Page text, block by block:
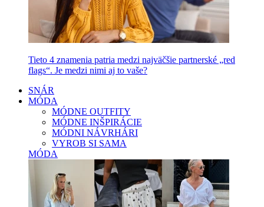
Tieto 4 znamenia patria medzi najväčšie partnerské „red
flags“. Je medzi nimi aj to vaše?
SNÁR
MÓDA
MÓDNE OUTFITY
MÓDNE INŠPIRÁCIE
MÓDNI NÁVRHÁRI
VYROB SI SAMA
MÓDA